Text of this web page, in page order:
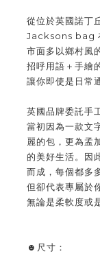
從位於英國諾
Jacksons bag
市面多以鄉村風
招呼用語＋手繪
讓你即使是日常
英國品牌委託手
當初因為一款文
麗的包，更為孟
的美好生活。因
而成，每個都多
但卻代表專屬於
無論是柔軟度或
☻尺寸：